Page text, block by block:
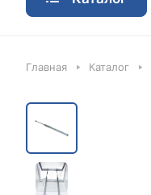
Главная Каталог